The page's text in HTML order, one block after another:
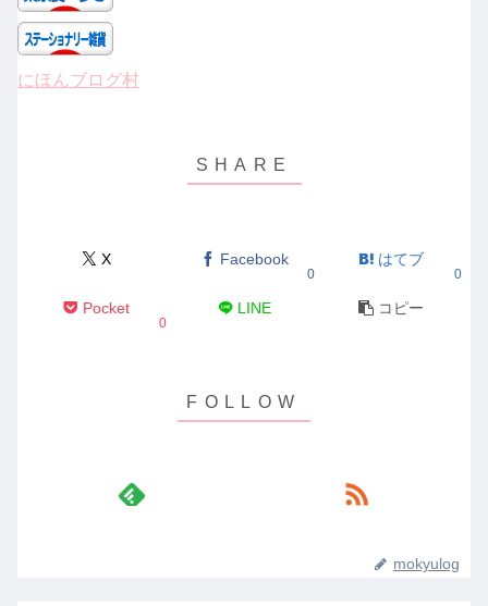
にほんブログ村
X Facebook
0
はてブ
0
Pocket
0
LINE コピー
mokyulog